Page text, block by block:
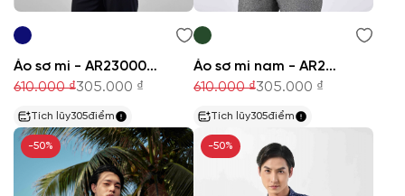
Áo sơ mi - AR230003DT
305.000 ₫
610.000 ₫
Tích lũy305điểm
Áo sơ mi nam - AR220913DT
305.000 ₫
610.000 ₫
Tích lũy305điểm
-50% -50%